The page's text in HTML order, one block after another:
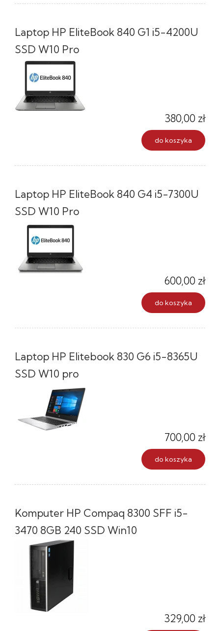
Laptop HP EliteBook 840 G1 i5-4200U
SSD W10 Pro
380,00 zł
do koszyka
Laptop HP EliteBook 840 G4 i5-7300U
SSD W10 Pro
600,00 zł
do koszyka
Laptop HP Elitebook 830 G6 i5-8365U
SSD W10 pro
700,00 zł
do koszyka
Komputer HP Compaq 8300 SFF i5-
3470 8GB 240 SSD Win10
329,00 zł